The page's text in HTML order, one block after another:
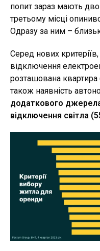
попит зараз мають
третьому місці
Одразу за ним –
Серед нових критеріїв,
відключення
розташована
також наявність
додаткового
відключення світла